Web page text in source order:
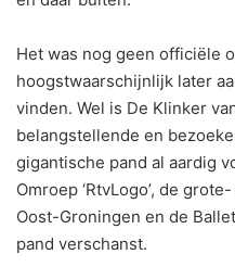
Het was nog geen officiële
hoogstwaarschijnlijk later
vinden. Wel is De Klinker
belangstellende en
gigantische pand al aardig
Omroep ‘RtvLogo’, de
Oost-Groningen en de
pand verschanst.